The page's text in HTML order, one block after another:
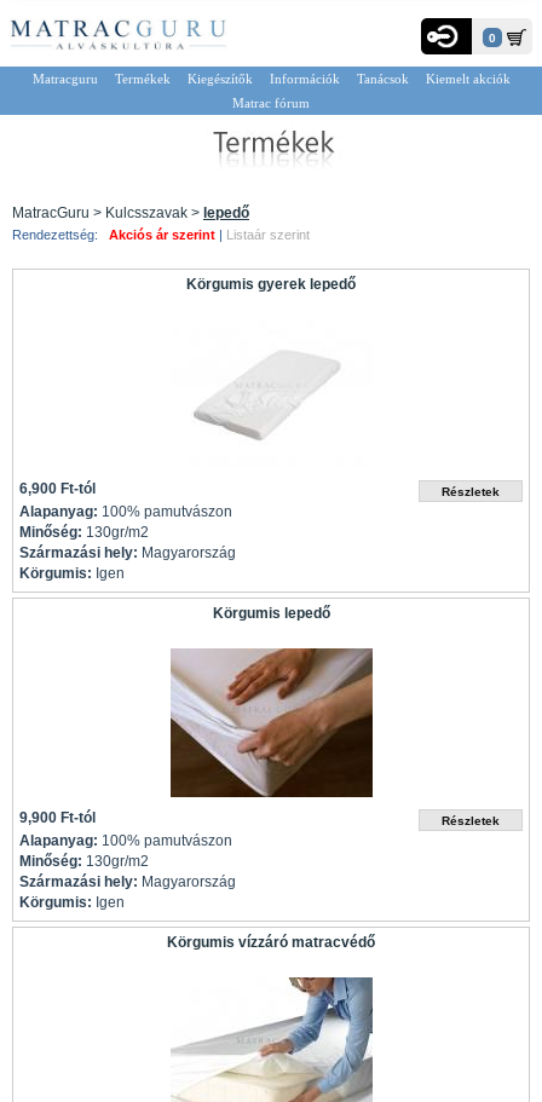
0
Matracguru Termékek Kiegészítők Információk Tanácsok
Kiemelt akciók
Matrac fórum
MatracGuru > Kulcsszavak > lepedő
Rendezettség: Akciós ár szerint | Listaár szerint
Körgumis gyerek lepedő
6,900 Ft-tól
Alapanyag: 100% pamutvászon
Minőség: 130gr/m2
Származási hely: Magyarország
Körgumis: Igen
Körgumis lepedő
9,900 Ft-tól
Alapanyag: 100% pamutvászon
Minőség: 130gr/m2
Származási hely: Magyarország
Körgumis: Igen
Körgumis vízzáró matracvédő